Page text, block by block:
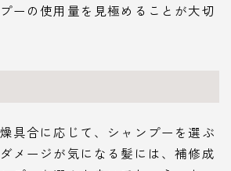
ーの使用量を見極めることが大切
具合に応じて、シャンプーを選ぶ
メージが気になる髪には、補修成